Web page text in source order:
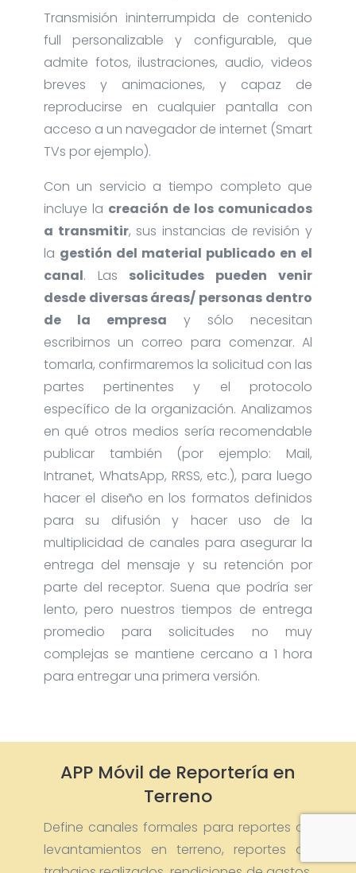
Transmisión ininterrumpida de contenido
full personalizable y configurable, que
admite fotos, ilustraciones, audio, videos
breves y animaciones, y capaz de
reproducirse en cualquier pantalla con
acceso a un navegador de internet (Smart
TVs por ejemplo).
Con un servicio a tiempo completo que
incluye la creación de los comunicados
a transmitir, sus instancias de revisión y
la gestión del material publicado en el
canal. Las solicitudes pueden venir
desde diversas áreas/ personas dentro
de la empresa y sólo necesitan
escribirnos un correo para comenzar. Al
tomarla, confirmaremos la solicitud con las
partes pertinentes y el protocolo
específico de la organización. Analizamos
en qué otros medios sería recomendable
publicar también (por ejemplo: Mail,
Intranet, WhatsApp, RRSS, etc.), para luego
hacer el diseño en los formatos definidos
para su difusión y hacer uso de la
multiplicidad de canales para asegurar la
entrega del mensaje y su retención por
parte del receptor. Suena que podría ser
lento, pero nuestros tiempos de entrega
promedio para solicitudes no muy
complejas se mantiene cercano a 1 hora
para entregar una primera versión.
APP Móvil de Reportería en
Terreno
Define canales formales para reportes de
levantamientos en terreno, reportes de